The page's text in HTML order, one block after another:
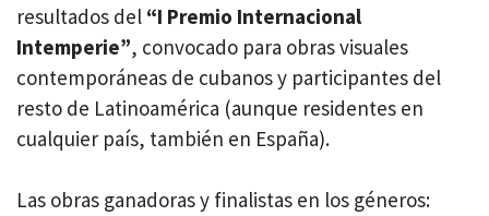
resultados del “I Premio Internacional
Intemperie”, convocado para obras visuales
contemporáneas de cubanos y participantes del
resto de Latinoamérica (aunque residentes en
cualquier país, también en España).
Las obras ganadoras y finalistas en los géneros: